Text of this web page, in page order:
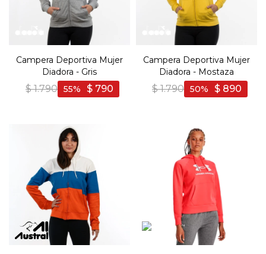
Campera Deportiva Mujer
Diadora - Gris
$ 1.790 $ 790
55
Campera Deportiva Mujer
Diadora - Mostaza
$ 1.790 $ 890
50